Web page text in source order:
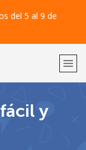
del 5 al 9 de
y